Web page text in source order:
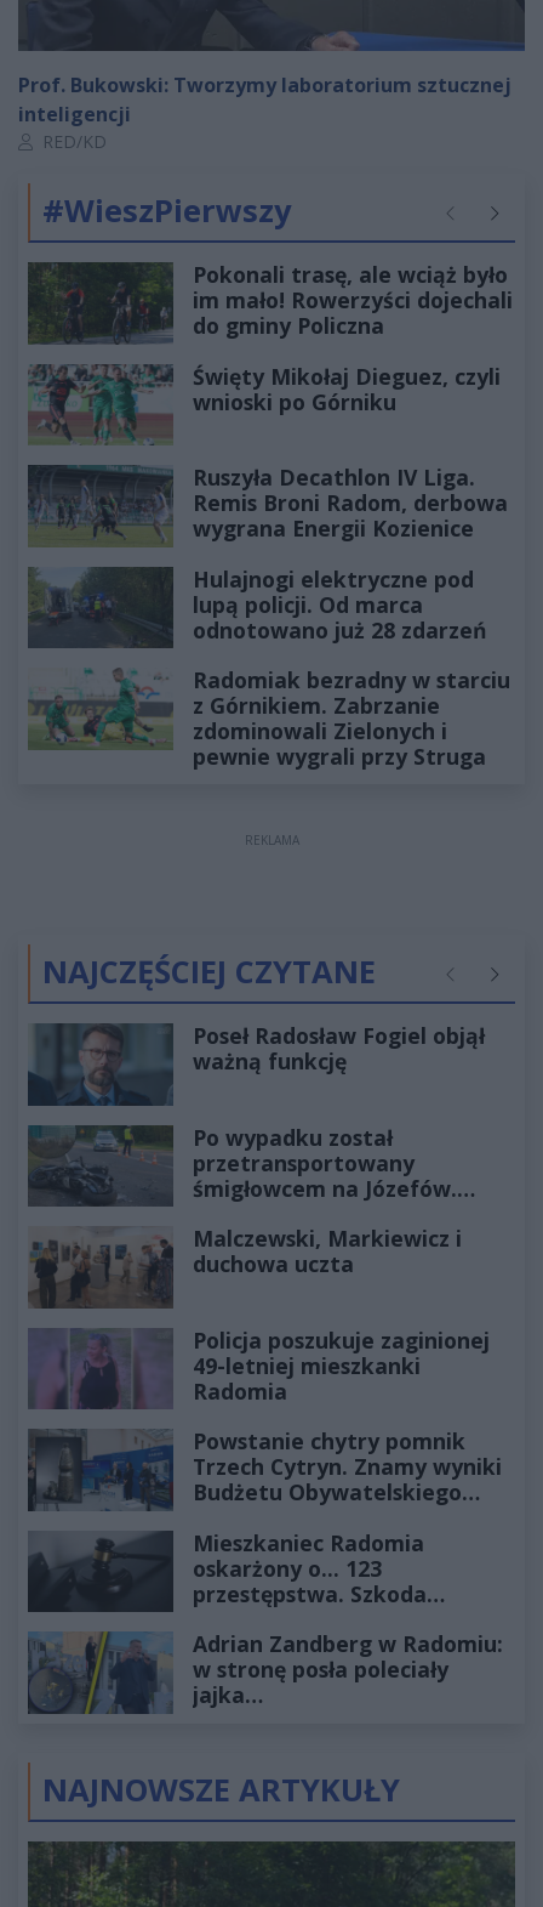
Prof. Bukowski: Tworzymy laboratorium sztucznej
inteligencji
Autor artykułu:
RED/KD
#WieszPierwszy Poprzednie
Pokonali trasę, ale wciąż było
im mało! Rowerzyści dojechali
do gminy Policzna
Święty Mikołaj Dieguez, czyli
wnioski po Górniku
Ruszyła Decathlon IV Liga.
Remis Broni Radom, derbowa
wygrana Energii Kozienice
Hulajnogi elektryczne pod
lupą policji. Od marca
odnotowano już 28 zdarzeń
Radomiak bezradny w starciu
z Górnikiem. Zabrzanie
zdominowali Zielonych i
pewnie wygrali przy Struga
REKLAMA
NAJCZĘŚCIEJ CZYTANE Poprzednie
Poseł Radosław Fogiel objął
ważną funkcję
Po wypadku został
przetransportowany
śmigłowcem na Józefów.
Malczewski, Markiewicz i
duchowa uczta
Policja poszukuje zaginionej
49-letniej mieszkanki
Radomia
Powstanie chytry pomnik
Trzech Cytryn. Znamy wyniki
Budżetu Obywatelskiego
Mieszkaniec Radomia
oskarżony o... 123
przestępstwa. Szkoda
złotych
Adrian Zandberg w Radomiu:
w stronę posła poleciały
jajka…
NAJNOWSZE ARTYKUŁY